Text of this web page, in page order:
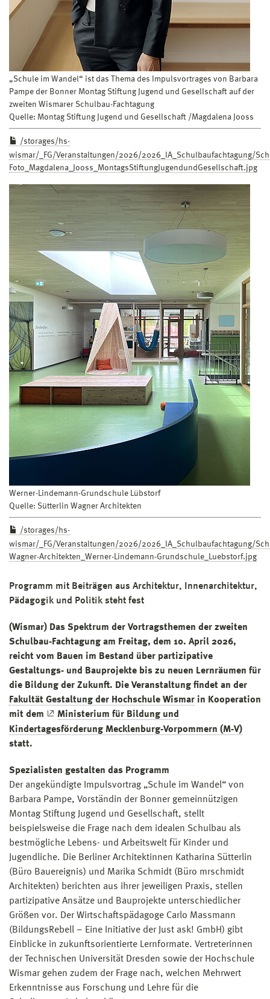
„Schule im Wandel“ ist das Thema des Impulsvortrages von Barbara
Pampe der Bonner Montag Stiftung Jugend und Gesellschaft auf der
zweiten Wismarer Schulbau-Fachtagung
Quelle: Montag Stiftung Jugend und Gesellschaft /Magdalena Jooss
/storages/hs-
wismar/_FG/Veranstaltungen/2026/2026_IA_Schulbaufachtagung/
Foto_Magdalena_Jooss_MontagsStiftungJugendundGesellschaft.jpg
Werner-Lindemann-Grundschule Lübstorf
Quelle: Sütterlin Wagner Architekten
/storages/hs-
wismar/_FG/Veranstaltungen/2026/2026_IA_Schulbaufachtagung/
Wagner-Architekten_Werner-Lindemann-Grundschule_Luebstorf.jpg
Programm mit Beiträgen aus Architektur, Innenarchitektur,
Pädagogik und Politik steht fest
(Wismar) Das Spektrum der Vortragsthemen der zweiten
Schulbau-Fachtagung am Freitag, dem 10. April 2026,
reicht vom Bauen im Bestand über partizipative
Gestaltungs- und Bauprojekte bis zu neuen Lernräumen für
die Bildung der Zukunft. Die Veranstaltung findet an der
Fakultät Gestaltung der Hochschule Wismar in Kooperation
mit dem
Ministerium für Bildung und
Kindertagesförderung Mecklenburg-Vorpommern (M-V)
statt.
Spezialisten gestalten das Programm
Der angekündigte Impulsvortrag „Schule im Wandel“ von
Barbara Pampe, Vorständin der Bonner gemeinnützigen
Montag Stiftung Jugend und Gesellschaft, stellt
beispielsweise die Frage nach dem idealen Schulbau als
bestmögliche Lebens- und Arbeitswelt für Kinder und
Jugendliche. Die Berliner Architektinnen Katharina Sütterlin
(Büro Bauereignis) und Marika Schmidt (Büro mrschmidt
Architekten) berichten aus ihrer jeweiligen Praxis, stellen
partizipative Ansätze und Bauprojekte unterschiedlicher
Größen vor. Der Wirtschaftspädagoge Carlo Massmann
(BildungsRebell – Eine Initiative der Just ask! GmbH) gibt
Einblicke in zukunftsorientierte Lernformate. Vertreterinnen
der Technischen Universität Dresden sowie der Hochschule
Wismar gehen zudem der Frage nach, welchen Mehrwert
Erkenntnisse aus Forschung und Lehre für die